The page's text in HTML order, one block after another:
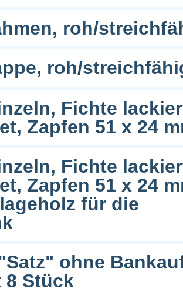
roh/
roh/
Fichte
Zapfen 51 x 24
Fichte
Zapfen 51 x 24
für die
ohne
8 Stück